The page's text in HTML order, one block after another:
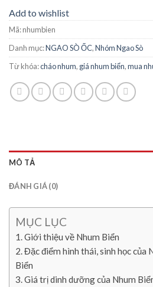
Add to wishlist
Mã:nhumbien
Danh mục:NGAO SÒ ỐC,Nhóm Ngao Sò
Từ khóa:cháo nhum, giá nhum biển,mua
MÔ TẢ
ĐÁNH GIÁ (0)
MỤC LỤC
Giới thiệu về Nhum Biển
Đặc điểm hình thái, sinh học của
Biển
Giá trị dinh dưỡng của Nhum